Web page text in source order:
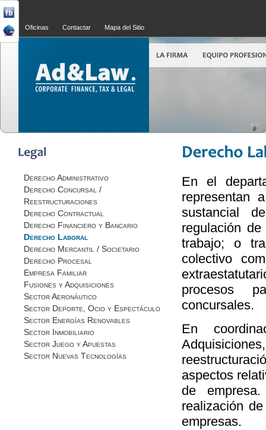
Oficinas Contactar Mapa del Sitio
Derecho Administrativo
Derecho Concursal /
Reestructuraciones
Derecho Contractual
Derecho Financiero y Bancario
Derecho Laboral
Derecho Mercantil / Societario
Derecho Procesal
Empresa Familiar
Fusiones y Adquisiciones
Sector Aeronáutico
Sector Deporte, Ocio y Espectáculo
Sector Energías Renovables
Sector Inmobiliario
Sector Juego y Apuestas
Sector Nuevas Tecnologías
En el
representan
sustancial
regulación
trabajo; o
colectivo
procesos
concursales.
En
aspectos
de
realización
empresas.